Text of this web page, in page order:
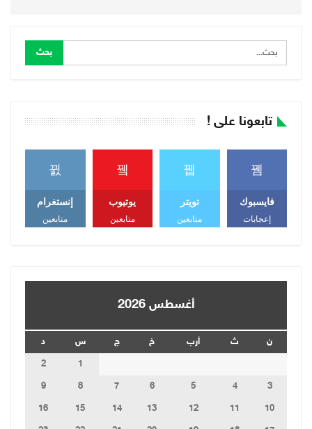
تابعونا على !
فايسبوك
إعجابات
تويتر
متابعين
يوتيوب
متابعين
إنستغرام
متابعين
أغسطس 2026
ن ث أرب خ ج س
د
1
2
3
4
5
6
7
8
9
10
11
12
13
14
15
16